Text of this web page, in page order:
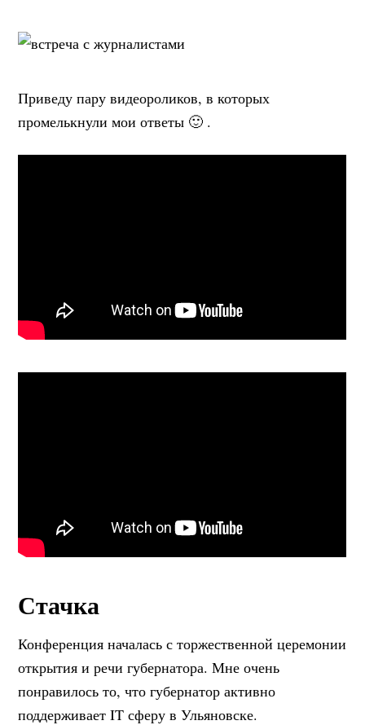
Приведу пару видеороликов, в которых
промелькнули мои ответы 🙂 .
Стачка
Конференция началась с торжественной церемонии
открытия и речи губернатора. Мне очень
понравилось то, что губернатор активно
поддерживает IT сферу в Ульяновске.